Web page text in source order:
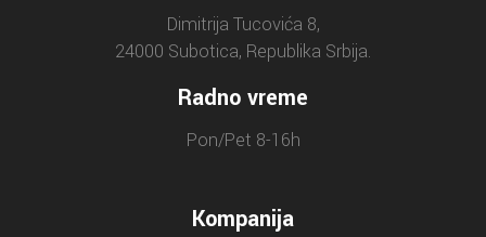
Dimitrija Tucovića 8,
24000 Subotica, Republika Srbija.
Radno vreme
Pon/Pet 8-16h
Kompanija